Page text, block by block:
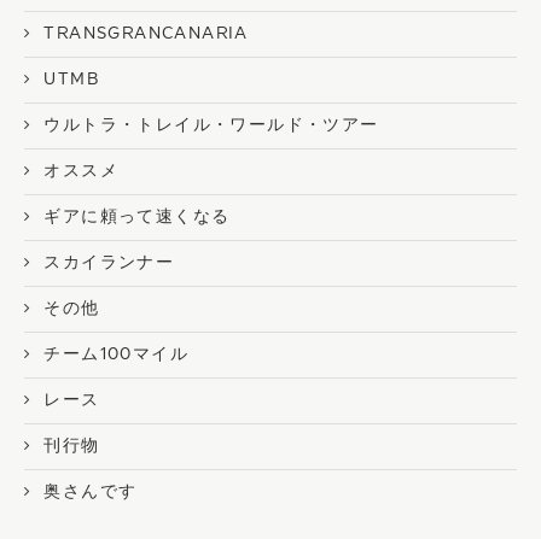
TRANSGRANCANARIA
UTMB
ウルトラ・トレイル・ワールド・ツアー
オススメ
ギアに頼って速くなる
スカイランナー
その他
チーム100マイル
レース
刊行物
奥さんです